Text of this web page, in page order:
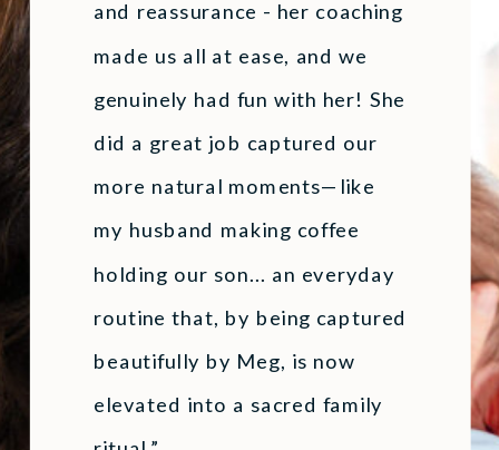
and reassurance - her coaching
made us all at ease, and we
genuinely had fun with her! She
did a great job captured our
more natural moments—like
my husband making coffee
holding our son... an everyday
routine that, by being captured
beautifully by Meg, is now
elevated into a sacred family